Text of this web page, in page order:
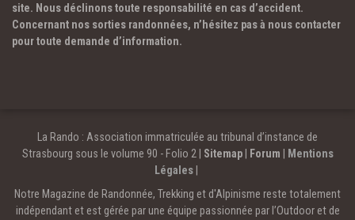
site. Nous déclinons toute responsabilité en cas d’accident.
Concernant nos sorties randonnées, n’hésitez pas à nous contacter
pour toute demande d’information.
La Rando : Association immatriculée au tribunal d’instance de
Strasbourg sous le volume 90 - Folio 2 | Sitemap| Forum
Mentions
Légales
Notre Magazine de Randonnée, Trekking et d'Alpinisme reste totalement
indépendant et est gérée par une équipe passionnée par l’Outdoor et de